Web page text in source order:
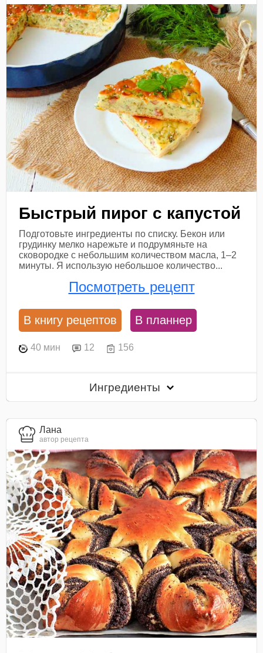
Быстрый пирог с капустой
Подготовьте ингредиенты по списку. Бекон или
грудинку мелко нарежьте и подрумяньте на
сковородке с небольшим количеством масла, 1–2
минуты. Я использую небольшое количество...
Посмотреть рецепт
В книгу рецептов В планнер
40 мин 12 156
Ингредиенты
Лана
автор рецепта